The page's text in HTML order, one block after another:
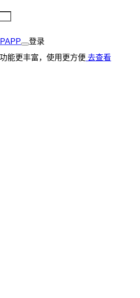
APP
登录
能更丰富，使用更方便 去查看